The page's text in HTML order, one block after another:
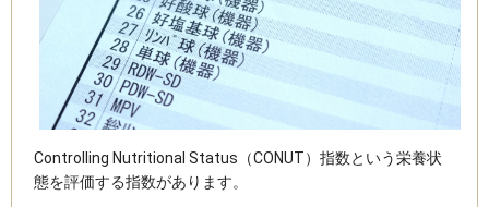
Controlling Nutritional Status（CONUT）指数という栄養状
態を評価する指数があります。